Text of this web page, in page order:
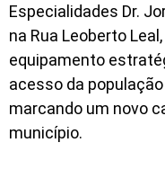
Especialidades Dr.
na Rua Leoberto
equipamento
acesso da
marcando um novo
município.